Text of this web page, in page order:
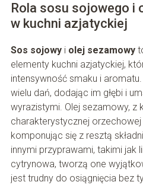
Rola sosu sojowego i
w kuchni azjatyckiej
Sos sojowyi olej sezamowy
elementy kuchni azjatyckiej,
intensywność smaku i
wielu dań, dodając im głębi i
wyrazistymi. Olej sezamowy, z
charakterystycznej orzechowej
komponując się z resztą
innymi przyprawami, takimi jak
cytrynowa, tworzą one
jest trudny do osiągnięcia bez